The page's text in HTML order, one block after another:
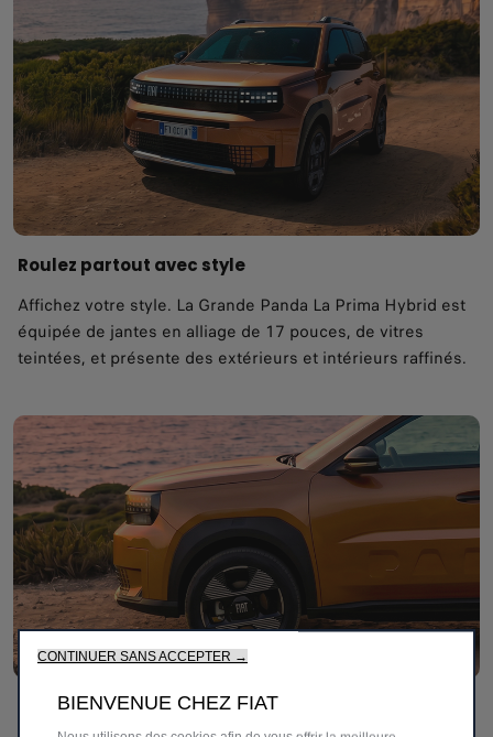
Roulez partout avec style
Affichez votre style. La Grande Panda La Prima Hybrid est
équipée de jantes en alliage de 17 pouces, de vitres
teintées, et présente des extérieurs et intérieurs raffinés.
Le style de la technologie
CONTINUER SANS ACCEPTER →
BIENVENUE CHEZ FIAT